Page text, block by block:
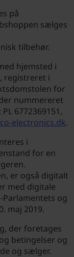
på
sælges
tilbehør.
hjemsted i
registreret i
for
nummereret
6772369151,
electronics.dk.
i
for en
er også digitalt
med digitale
og
maj 2019.
der foretages
betingelser og
og sælger.